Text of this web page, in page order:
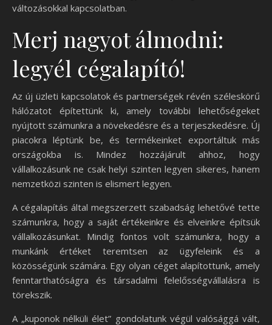
változásokkal kapcsolatban.
Merj nagyot álmodni:
legyél cégalapító!
Az új üzleti kapcsolatok és partnerségek révén széleskörű
hálózatot építettünk ki, amely további lehetőségeket
nyújtott számunkra a növekedésre és a terjeszkedésre. Új
piacokra léptünk be, és termékeinket exportáltuk más
országokba is. Mindez hozzájárult ahhoz, hogy
vállalkozásunk ne csak helyi szinten legyen sikeres, hanem
nemzetközi szinten is elismert legyen.
A cégalapítás által megszerzett szabadság lehetővé tette
számunkra, hogy a saját értékeinkre és elveinkre építsük
vállalkozásunkat. Mindig fontos volt számunkra, hogy a
munkánk értéket teremtsen az ügyfeleink és a
közösségünk számára. Egy olyan céget alapítottunk, amely
fenntarthatóságra és társadalmi felelősségvállalásra is
törekszik.
A „kuponok nélküli élet” gondolatunk végül valósággá vált,